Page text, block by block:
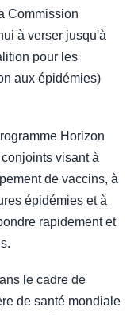
Commission
à verser jusqu'à
pour les
aux épidémies)
Horizon
visant à
de vaccins, à
épidémies et à
rapidement et
le cadre de
de santé mondiale